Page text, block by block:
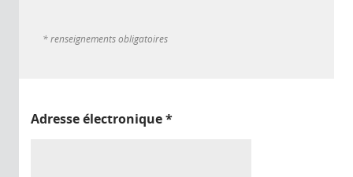
* renseignements obligatoires
Adresse électronique*